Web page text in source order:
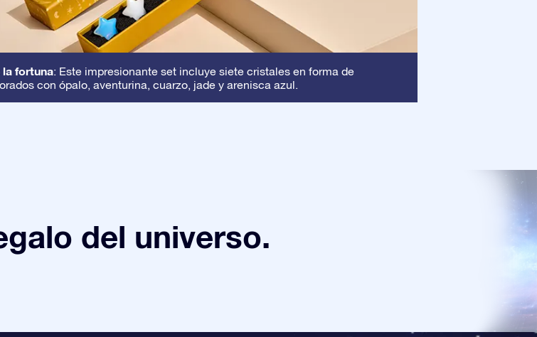
la fortuna: Este impresionante set incluye siete cristales en forma de
con ópalo, aventurina, cuarzo, jade y arenisca azul.
del universo.